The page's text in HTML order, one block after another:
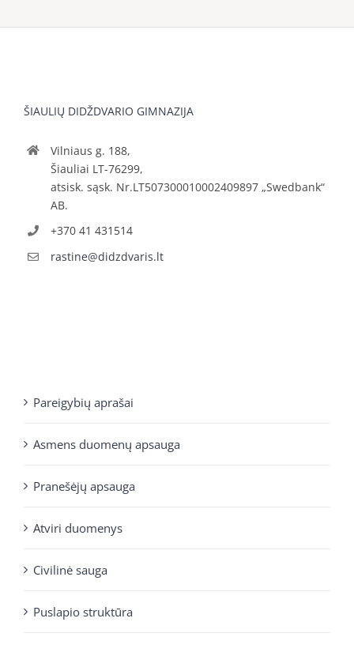
ŠIAULIŲ DIDŽDVARIO GIMNAZIJA
Vilniaus g. 188,
Šiauliai LT-76299,
atsisk. sąsk. Nr.LT507300010002409897 „Swedbank“
AB.
+370 41 431514
rastine@didzdvaris.lt
Pareigybių aprašai
Asmens duomenų apsauga
Pranešėjų apsauga
Atviri duomenys
Civilinė sauga
Puslapio struktūra